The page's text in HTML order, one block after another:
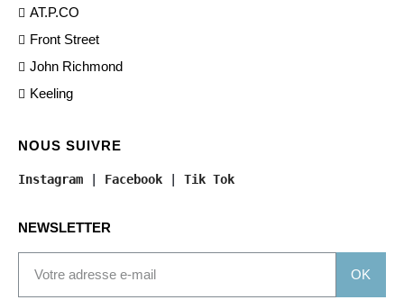
AT.P.CO
Front Street
John Richmond
Keeling
NOUS SUIVRE
Instagram Facebook Tik Tok
NEWSLETTER
OK